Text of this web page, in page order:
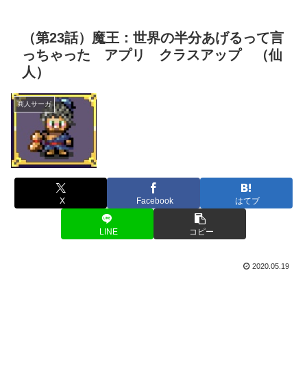
（第23話）魔王：世界の半分あげるって言
っちゃった アプリ クラスアップ （仙
人）
商人サーガ
X Facebook はてブ
LINE コピー
2020.05.19